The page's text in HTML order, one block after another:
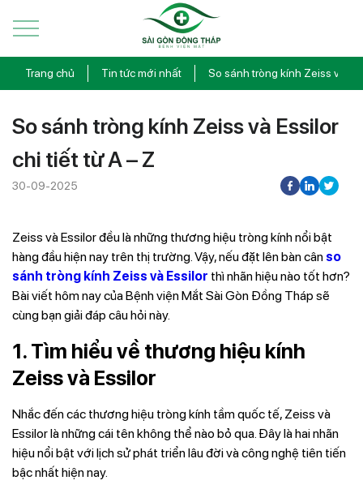
Trang chủ Tin tức mới nhất So sánh tròng kính Zeiss và
So sánh tròng kính Zeiss và Essilor
chi tiết từ A – Z
30-09-2025
Zeiss và Essilor đều là những thương hiệu tròng kính nổi bật
hàng đầu hiện nay trên thị trường. Vậy, nếu đặt lên bàn cân so
sánh tròng kính Zeiss và Essilor thì nhãn hiệu nào tốt hơn?
Bài viết hôm nay của Bệnh viện Mắt Sài Gòn Đồng Tháp sẽ
cùng bạn giải đáp câu hỏi này.
1. Tìm hiểu về thương hiệu kính
Zeiss và Essilor
Nhắc đến các thương hiệu tròng kính tầm quốc tế, Zeiss và
Essilor là những cái tên không thể nào bỏ qua. Đây là hai nhãn
hiệu nổi bật với lịch sử phát triển lâu đời và công nghệ tiên tiến
bậc nhất hiện nay.